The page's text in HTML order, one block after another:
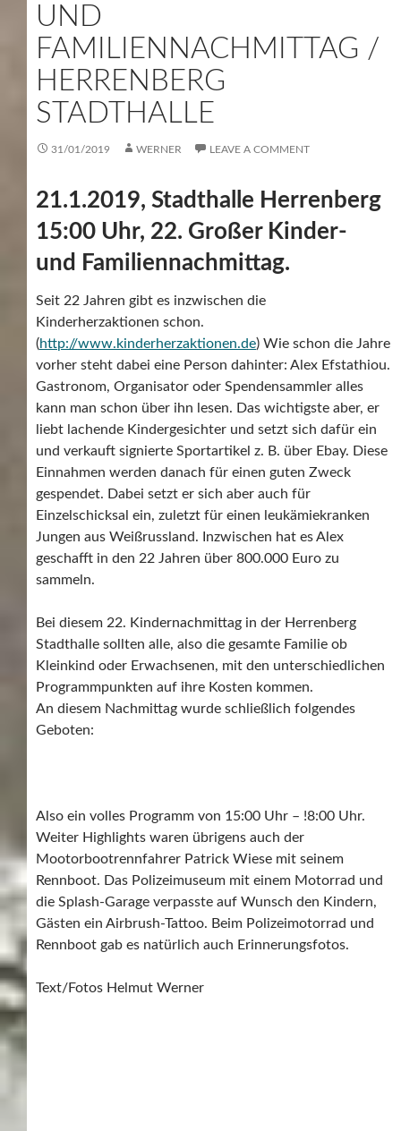
ND F
AMILIENNACHMITTAG / H
ERRENBERG S
TADTHALLE
31/01/2019 WERNER LEAVE A COMMENT
21.1.2019, Stadthalle Herrenberg
15:00 Uhr, 22. Großer Kinder-
und Familiennachmittag.
Seit 22 Jahren gibt es inzwischen die
Kinderherzaktionen schon.
(http://www.kinderherzaktionen.de) Wie schon die Jahre
vorher steht dabei eine Person dahinter: Alex Efstathiou.
Gastronom, Organisator oder Spendensammler alles
kann man schon über ihn lesen. Das wichtigste aber, er
liebt lachende Kindergesichter und setzt sich dafür ein
und verkauft signierte Sportartikel z. B. über Ebay. Diese
Einnahmen werden danach für einen guten Zweck
gespendet. Dabei setzt er sich aber auch für
Einzelschicksal ein, zuletzt für einen leukämiekranken
Jungen aus Weißrussland. Inzwischen hat es Alex
geschafft in den 22 Jahren über 800.000 Euro zu
sammeln.
Bei diesem 22. Kindernachmittag in der Herrenberg
Stadthalle sollten alle, also die gesamte Familie ob
Kleinkind oder Erwachsenen, mit den unterschiedlichen
Programmpunkten auf ihre Kosten kommen.
An diesem Nachmittag wurde schließlich folgendes
Geboten:
Also ein volles Programm von 15:00 Uhr – !8:00 Uhr.
Weiter Highlights waren übrigens auch der
Mootorbootrennfahrer Patrick Wiese mit seinem
Rennboot. Das Polizeimuseum mit einem Motorrad und
die Splash-Garage verpasste auf Wunsch den Kindern,
Gästen ein Airbrush-Tattoo. Beim Polizeimotorrad und
Rennboot gab es natürlich auch Erinnerungsfotos.
Text/Fotos Helmut Werner